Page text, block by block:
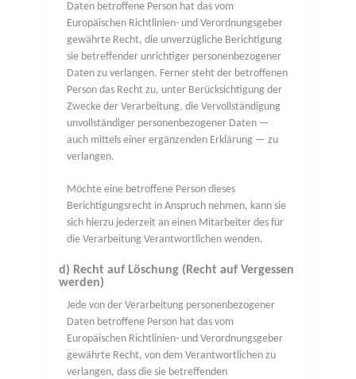
Daten betroffene Person hat das vom
Europäischen Richtlinien- und Verordnungsgeber
gewährte Recht, die unverzügliche Berichtigung
sie betreffender unrichtiger personenbezogener
Daten zu verlangen. Ferner steht der betroffenen
Person das Recht zu, unter Berücksichtigung der
Zwecke der Verarbeitung, die Vervollständigung
unvollständiger personenbezogener Daten —
auch mittels einer ergänzenden Erklärung — zu
verlangen.
Möchte eine betroffene Person dieses
Berichtigungsrecht in Anspruch nehmen, kann sie
sich hierzu jederzeit an einen Mitarbeiter des für
die Verarbeitung Verantwortlichen wenden.
d) Recht auf Löschung (Recht auf Vergessen
werden)
Jede von der Verarbeitung personenbezogener
Daten betroffene Person hat das vom
Europäischen Richtlinien- und Verordnungsgeber
gewährte Recht, von dem Verantwortlichen zu
verlangen, dass die sie betreffenden